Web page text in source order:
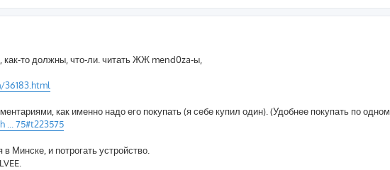
то должны, что-ли. читать ЖЖ mend0za-ы,
как именно надо его покупать (я себе купил один). (Удобнее покупать по
... 75#t223575
Минске, и потрогать устройство.